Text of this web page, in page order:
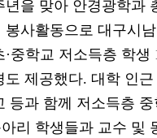
년을 맞아 안경광학과
봉사활동으로 대구시
중학교 저소득층 학생
도 제공했다. 대학 인
등과 함께 저소득층 중
리 학생들과 교수 및